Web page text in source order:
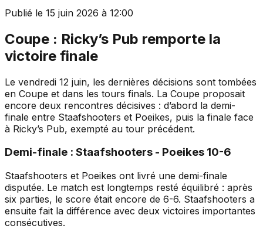
Publié le 15 juin 2026 à 12:00
Coupe : Ricky’s Pub remporte la
victoire finale
Le vendredi 12 juin, les dernières décisions sont tombées
en Coupe et dans les tours finals. La Coupe proposait
encore deux rencontres décisives : d’abord la demi-
finale entre Staafshooters et Poeikes, puis la finale face
à Ricky’s Pub, exempté au tour précédent.
Demi-finale : Staafshooters - Poeikes 10-6
Staafshooters et Poeikes ont livré une demi-finale
disputée. Le match est longtemps resté équilibré : après
six parties, le score était encore de 6-6. Staafshooters a
ensuite fait la différence avec deux victoires importantes
consécutives.